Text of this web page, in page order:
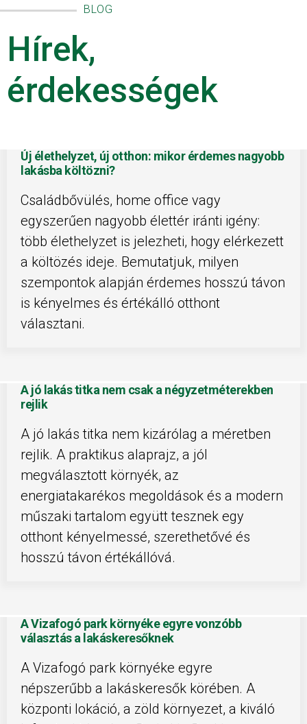
BLOG
Hírek,
érdekességek
Új élethelyzet, új otthon: mikor érdemes nagyobb
lakásba költözni?
Családbővülés, home office vagy
egyszerűen nagyobb élettér iránti igény:
több élethelyzet is jelezheti, hogy elérkezett
a költözés ideje. Bemutatjuk, milyen
szempontok alapján érdemes hosszú távon
is kényelmes és értékálló otthont
választani.
A jó lakás titka nem csak a négyzetméterekben
rejlik
A jó lakás titka nem kizárólag a méretben
rejlik. A praktikus alaprajz, a jól
megválasztott környék, az
energiatakarékos megoldások és a modern
műszaki tartalom együtt tesznek egy
otthont kényelmessé, szerethetővé és
hosszú távon értékállóvá.
A Vizafogó park környéke egyre vonzóbb
választás a lakáskeresőknek
A Vizafogó park környéke egyre
népszerűbb a lakáskeresők körében. A
központi lokáció, a zöld környezet, a kiváló